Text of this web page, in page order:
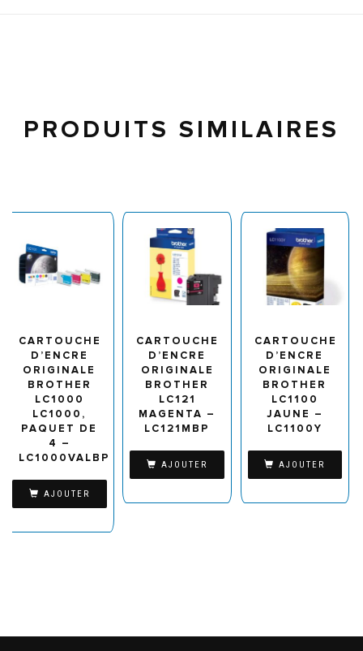
PRODUITS SIMILAIRES
CARTOUCHE
D’ENCRE
ORIGINALE
BROTHER
LC1000
LC1000,
PAQUET DE
4 –
LC1000VALBP
AJOUTER
CARTOUCHE
D’ENCRE
ORIGINALE
BROTHER
LC121
MAGENTA –
LC121MBP
AJOUTER
CARTOUCHE
D’ENCRE
ORIGINALE
BROTHER
LC1100
JAUNE –
LC1100Y
AJOUTER